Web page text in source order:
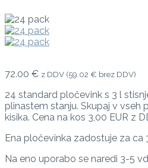
72.00 € z DDV (59.02 € brez DDV)
24 standard pločevink s 3 l
plinastem stanju. Skupaj v vseh
kisika. Cena na kos 3,00 EUR z
Ena pločevinka zadostuje za ca
Na eno uporabo se naredi 3-5